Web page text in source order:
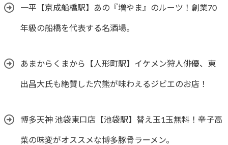
一平【京成船橋駅】あの『増やま』のルーツ！創業70
年級の船橋を代表する名酒場。
あまからくまから【人形町駅】イケメン狩人俳優、東
出昌大氏も絶賛した穴熊が味わえるジビエのお店！
博多天神 池袋東口店【池袋駅】替え玉1玉無料！辛子高
菜の味変がオススメな博多豚骨ラーメン。